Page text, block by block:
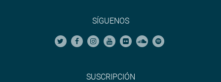
SÍGUENOS
SUSCRIPCIÓN